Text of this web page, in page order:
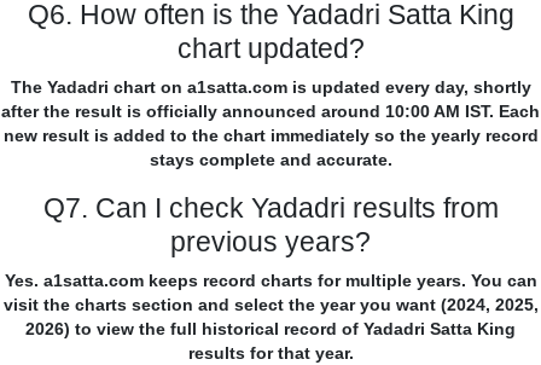
Q6. How often is the Yadadri Satta King
chart updated?
The Yadadri chart on a1satta.com is updated every day, shortly
after the result is officially announced around 10:00 AM IST. Each
new result is added to the chart immediately so the yearly record
stays complete and accurate.
Q7. Can I check Yadadri results from
previous years?
Yes. a1satta.com keeps record charts for multiple years. You can
visit the charts section and select the year you want (2024, 2025,
2026) to view the full historical record of Yadadri Satta King
results for that year.